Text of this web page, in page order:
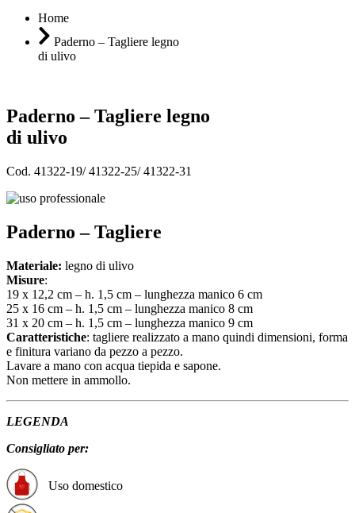
Home
Paderno – Tagliere legno
di ulivo
Paderno – Tagliere legno
di ulivo
Cod. 41322-19/ 41322-25/ 41322-31
Paderno – Tagliere
Materiale: legno di ulivo
Misure:
19 x 12,2 cm – h. 1,5 cm – lunghezza manico 6 cm
25 x 16 cm – h. 1,5 cm – lunghezza manico 8 cm
31 x 20 cm – h. 1,5 cm – lunghezza manico 9 cm
Caratteristiche: tagliere realizzato a mano quindi dimensioni, forma
e finitura variano da pezzo a pezzo.
Lavare a mano con acqua tiepida e sapone.
Non mettere in ammollo.
LEGENDA
Consigliato per:
Uso domestico